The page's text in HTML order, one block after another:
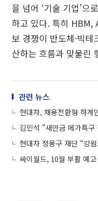
을 넘어 ‘기술 기업’으
하고 있다. 특히 HBM,
보 경쟁이 반도체·빅
산하는 흐름과 맞물린
관련 뉴스
현대차, 채용전환형 하계
김민석 "새만금 메가특